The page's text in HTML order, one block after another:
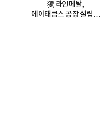
獨 라인메탈,
에이태큼스 공장 설립…